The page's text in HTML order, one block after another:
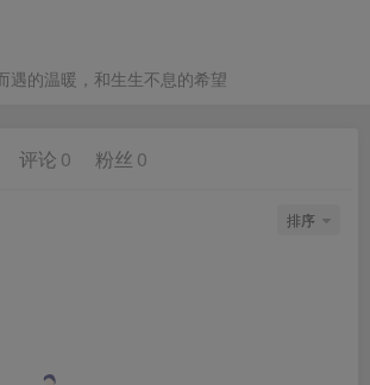
遇的温暖，和生生不息的希望
评论 0 粉丝 0
排序